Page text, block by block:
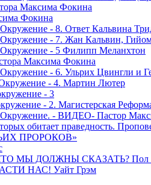
Максима Фокина
Фокина
- 8. Ответ Кальвина
Окружение - 7. Жан Кальвин,
Окружение - 5 Филипп Меланхтон
Максима Фокина
- 6. Ульрих Цвингли и
Окружение - 4. Мартин Лютер
- 3
- 2. Магистерская
Окружение. - ВИДЕО- Пастор
обитает праведность.
ПРОРОКОВ»
МЫ ДОЛЖНЫ СКАЗАТЬ? Пол
НАС! Уайт Грэм